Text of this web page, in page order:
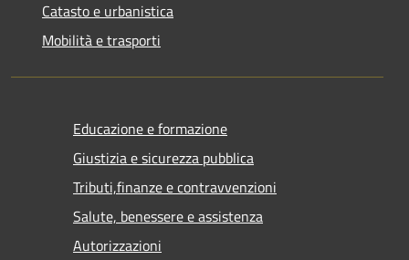
Catasto e urbanistica
Mobilità e trasporti
Educazione e formazione
Giustizia e sicurezza pubblica
Tributi,finanze e contravvenzioni
Salute, benessere e assistenza
Autorizzazioni